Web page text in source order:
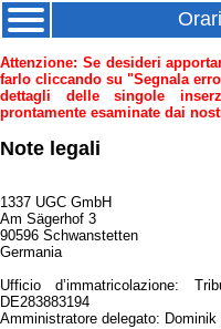
Attenzione: Se desideri
farlo cliccando su "Segnala
dettagli delle singole
prontamente esaminate dai
Note legali
1337 UGC GmbH
Am Sägerhof 3
90596 Schwanstetten
Germania
Ufficio d’immatricolazione:
DE283883194
Amministratore delegato: